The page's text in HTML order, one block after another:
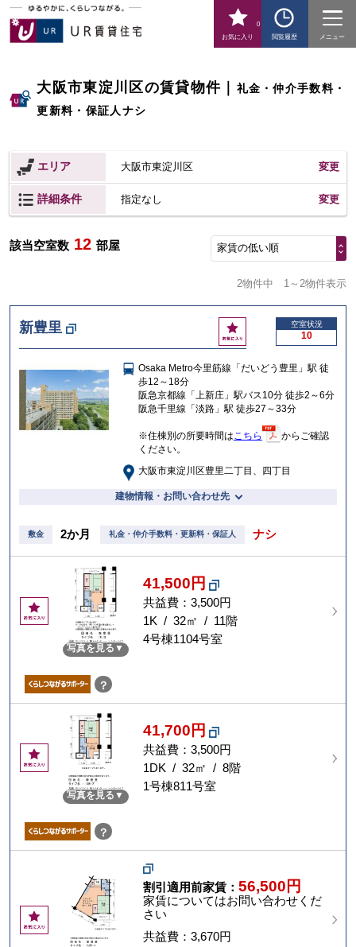
お気に入り
0
閲覧履歴
メニュー
大阪市東淀川区の賃貸物件
礼金・仲介手数料・
更新料・保証人ナシ
エリア 大阪市東淀川区 変更
詳細条件 指定なし 変更
該当空室数 12 部屋 家賃の低い順
2物件中 1～2物件表示
新豊里
お
気
入
空室状況
10
Osaka Metro今里筋線「だいどう豊里」駅 徒
歩12～18分
阪急京都線「上新庄」駅バス10分 徒歩2～6分
阪急千里線「淡路」駅 徒歩27～33分
※住棟別の所要時間はこちら
からご確認
ください。
大阪市東淀川区豊里二丁目、四丁目
建物情報・お問い合わせ先
敷金 2か月 礼金・仲介手数料・更新料・保証人 ナシ
お
気
写真を見る
41,500円
共益費：3,500円
1K / 32㎡ / 11階
4号棟1104号室
？
お
気
写真を見る
41,700円
共益費：3,500円
1DK / 32㎡ / 8階
1号棟811号室
？
お
気
割引適用前家賃：56,500円
家賃についてはお問い合わせくだ
さい
共益費：3,670円